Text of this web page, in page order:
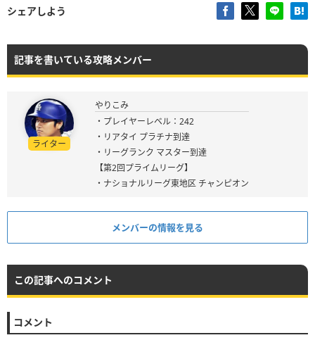
シェアしよう
記事を書いている攻略メンバー
ライター
やりこみ
・プレイヤーレベル：242
・リアタイ プラチナ到達
・リーグランク マスター到達
【第2回プライムリーグ】
・ナショナルリーグ東地区 チャンピオン
メンバーの情報を見る
この記事へのコメント
コメント